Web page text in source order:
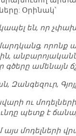
Օրինակ՝
են, որ
գծերը ամենայն
Զանգեզուր,
ու
պետք է
մոդելների